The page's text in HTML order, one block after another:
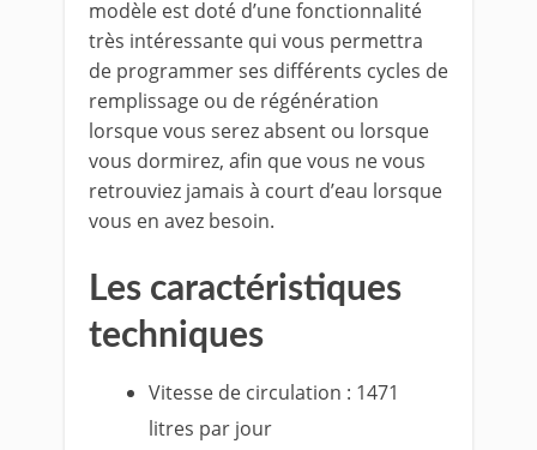
modèle est doté d’une fonctionnalité
très intéressante qui vous permettra
de programmer ses différents cycles de
remplissage ou de régénération
lorsque vous serez absent ou lorsque
vous dormirez, afin que vous ne vous
retrouviez jamais à court d’eau lorsque
vous en avez besoin.
Les caractéristiques
techniques
Vitesse de circulation : 1471
litres par jour